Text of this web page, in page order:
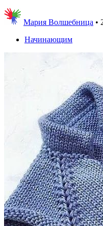
Мария Волшебница •
Начинающим